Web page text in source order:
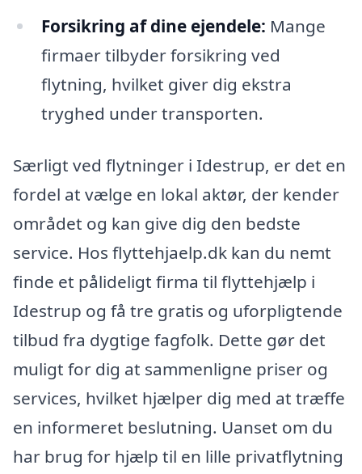
Forsikring af dine ejendele: Mange
firmaer tilbyder forsikring ved
flytning, hvilket giver dig ekstra
tryghed under transporten.
Særligt ved flytninger i Idestrup, er det en
fordel at vælge en lokal aktør, der kender
området og kan give dig den bedste
service. Hos flyttehjaelp.dk kan du nemt
finde et pålideligt firma til flyttehjælp i
Idestrup og få tre gratis og uforpligtende
tilbud fra dygtige fagfolk. Dette gør det
muligt for dig at sammenligne priser og
services, hvilket hjælper dig med at træffe
en informeret beslutning. Uanset om du
har brug for hjælp til en lille privatflytning